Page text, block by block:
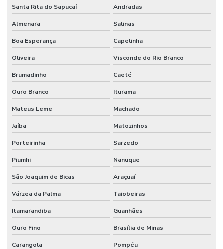
Pintura Epoxi Industrial
Pintura Epóxi Para Áreas Comerciais
Pintura Epóxi Para Concreto
Pintura Epoxi Piso
Pintura Epoxi Piso Industrial
Pintura Epóxi Rápida Secagem
Pintura Epóxi Rápida Secagem Minas Gerais
Pintura Piso Industrial
Pintura Poliuretano
Pintura Poliuretano Com Alta Durabilidade
Pintura Poliuretano De Alta Performance
Santa Rita do Sapucaí Andradas
Almenara Salinas
Boa Esperança Capelinha
Oliveira Visconde do Rio Branco
Brumadinho Caeté
Ouro Branco Iturama
Mateus Leme Machado
Jaíba Matozinhos
Porteirinha Sarzedo
Piumhi Nanuque
São Joaquim de Bicas Araçuaí
Várzea da Palma Taiobeiras
Itamarandiba Guanhães
Ouro Fino Brasília de Minas
Carangola Pompéu